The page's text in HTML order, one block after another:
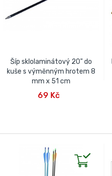
Šíp sklolaminátový 20" do
kuše s výměnným hrotem 8
mm x 51 cm
69 Kč